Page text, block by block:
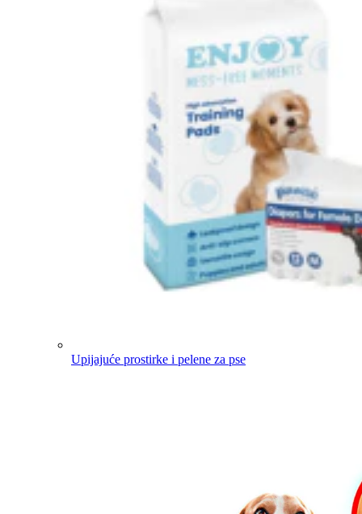
Upijajuće prostirke i pelene za pse